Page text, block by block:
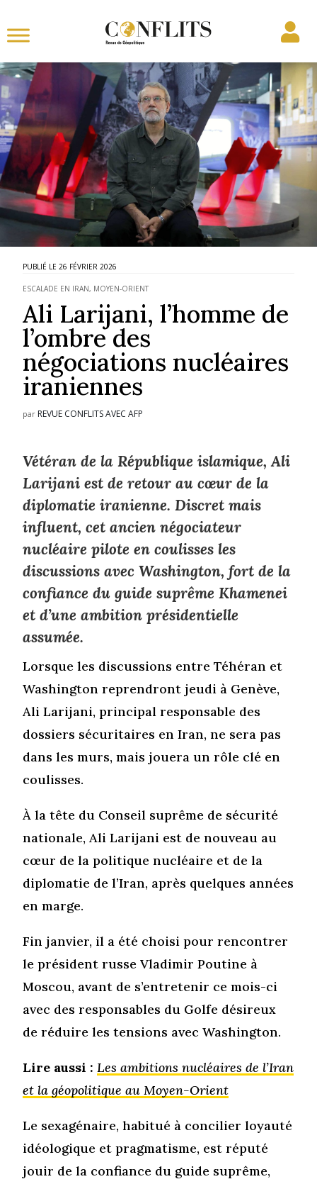
26 FÉVRIER 2026
ESCALADE EN IRAN, MOYEN-ORIENT
Ali Larijani, l’homme de
l’ombre des
négociations nucléaires
iraniennes
par REVUE CONFLITS AVEC AFP
Vétéran de la République islamique, Ali
Larijani est de retour au cœur de la
diplomatie iranienne. Discret mais
influent, cet ancien négociateur
nucléaire pilote en coulisses les
discussions avec Washington, fort de la
confiance du guide suprême Khamenei
et d’une ambition présidentielle
assumée.
Lorsque les discussions entre Téhéran et
Washington reprendront jeudi à Genève,
Ali Larijani, principal responsable des
dossiers sécuritaires en Iran, ne sera pas
dans les murs, mais jouera un rôle clé en
coulisses.
À la tête du Conseil suprême de sécurité
nationale, Ali Larijani est de nouveau au
cœur de la politique nucléaire et de la
diplomatie de l’Iran, après quelques années
en marge.
Fin janvier, il a été choisi pour rencontrer
le président russe Vladimir Poutine à
Moscou, avant de s’entretenir ce mois-ci
avec des responsables du Golfe désireux
de réduire les tensions avec Washington.
Lire aussi : Les ambitions nucléaires de l’Iran
et la géopolitique au Moyen-Orient
Le sexagénaire, habitué à concilier loyauté
idéologique et pragmatisme, est réputé
jouir de la confiance du guide suprême,